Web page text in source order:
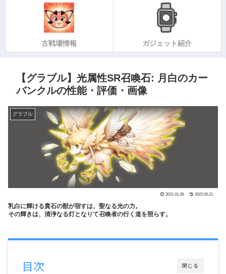
古戦場情報 ガジェット紹介
【グラブル】光属性SR召喚石: 月白のカー
バンクルの性能・評価・画像
グラブル
2021.01.28 2022.05.21
乳白に輝ける貴石の獣が宿すは、聖なる光の力。
その輝きは、清浄なる灯となりて召喚者の行く道を照らす。
閉じる
目次